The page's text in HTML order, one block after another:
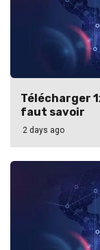
Télécharger
faut savoir
2 days ago